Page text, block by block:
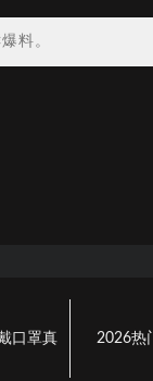
料。
口罩真
2026热